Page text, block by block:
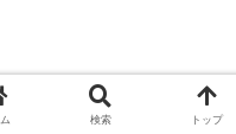
検索 トップ